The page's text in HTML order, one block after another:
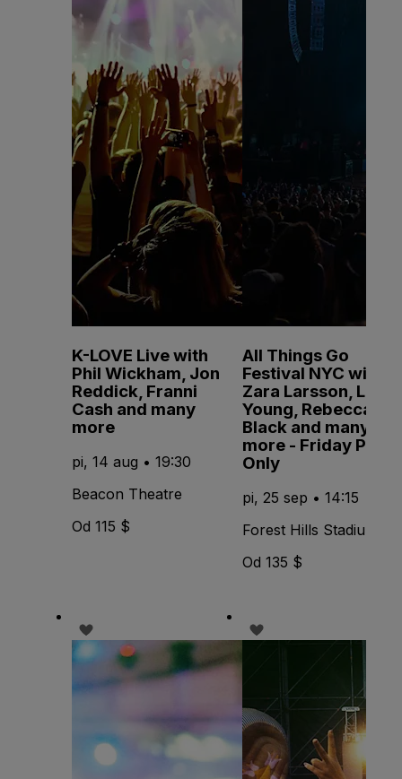
K-LOVE Live with
Phil Wickham, Jon
Reddick, Franni
Cash and many
more
pi, 14 aug • 19:30
Beacon Theatre
Od 115 $
All Things Go
Festival NYC with
Zara Larsson, Lola
Young, Rebecca
Black and many
more - Friday Pass
Only
pi, 25 sep • 14:15
Forest Hills Stadium
Od 135 $